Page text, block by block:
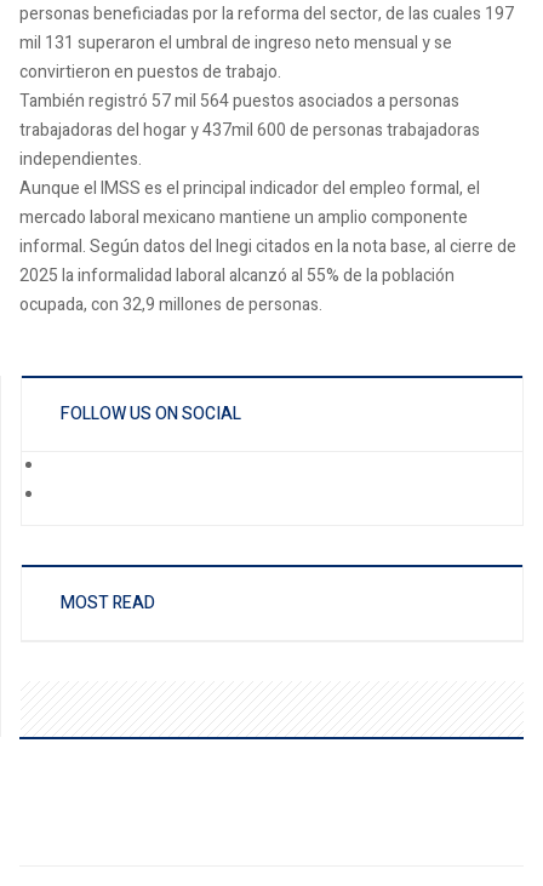
personas beneficiadas por la reforma del sector, de las cuales 197
mil 131 superaron el umbral de ingreso neto mensual y se
convirtieron en puestos de trabajo.
También registró 57 mil 564 puestos asociados a personas
trabajadoras del hogar y 437mil 600 de personas trabajadoras
independientes.
Aunque el IMSS es el principal indicador del empleo formal, el
mercado laboral mexicano mantiene un amplio componente
informal. Según datos del Inegi citados en la nota base, al cierre de
2025 la informalidad laboral alcanzó al 55% de la población
ocupada, con 32,9 millones de personas.
FOLLOW US ON SOCIAL
MOST READ